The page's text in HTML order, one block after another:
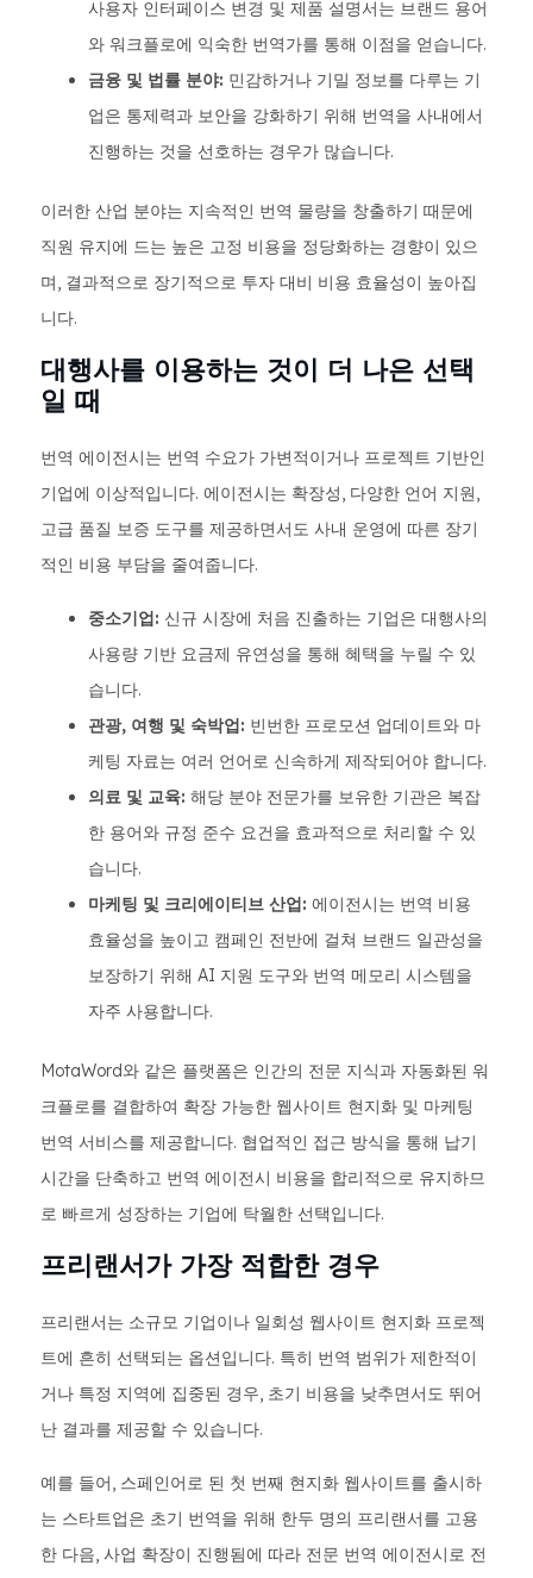
사용자 인터페이스 변경 및 제품 설명서는 브랜드 용어
와 워크플로에 익숙한 번역가를 통해 이점을 얻습니다.
금융 및 법률 분야: 민감하거나 기밀 정보를 다루는 기
업은 통제력과 보안을 강화하기 위해 번역을 사내에서
진행하는 것을 선호하는 경우가 많습니다.
이러한 산업 분야는 지속적인 번역 물량을 창출하기 때문에
직원 유지에 드는 높은 고정 비용을 정당화하는 경향이 있으
며, 결과적으로 장기적으로 투자 대비 비용 효율성이 높아집
니다.
대행사를 이용하는 것이 더 나은 선택
일 때
번역 에이전시는 번역 수요가 가변적이거나 프로젝트 기반인
기업에 이상적입니다. 에이전시는 확장성, 다양한 언어 지원,
고급 품질 보증 도구를 제공하면서도 사내 운영에 따른 장기
적인 비용 부담을 줄여줍니다.
중소기업: 신규 시장에 처음 진출하는 기업은 대행사의
사용량 기반 요금제 유연성을 통해 혜택을 누릴 수 있
습니다.
관광, 여행 및 숙박업: 빈번한 프로모션 업데이트와 마
케팅 자료는 여러 언어로 신속하게 제작되어야 합니다.
의료 및 교육: 해당 분야 전문가를 보유한 기관은 복잡
한 용어와 규정 준수 요건을 효과적으로 처리할 수 있
습니다.
마케팅 및 크리에이티브 산업: 에이전시는 번역 비용
효율성을 높이고 캠페인 전반에 걸쳐 브랜드 일관성을
보장하기 위해 AI 지원 도구와 번역 메모리 시스템을
자주 사용합니다.
MotaWord와 같은 플랫폼은 인간의 전문 지식과 자동화된 워
크플로를 결합하여 확장 가능한 웹사이트 현지화 및 마케팅
번역 서비스를 제공합니다. 협업적인 접근 방식을 통해 납기
시간을 단축하고 번역 에이전시 비용을 합리적으로 유지하므
로 빠르게 성장하는 기업에 탁월한 선택입니다.
프리랜서가 가장 적합한 경우
프리랜서는 소규모 기업이나 일회성 웹사이트 현지화 프로젝
트에 흔히 선택되는 옵션입니다. 특히 번역 범위가 제한적이
거나 특정 지역에 집중된 경우, 초기 비용을 낮추면서도 뛰어
난 결과를 제공할 수 있습니다.
예를 들어, 스페인어로 된 첫 번째 현지화 웹사이트를 출시하
는 스타트업은 초기 번역을 위해 한두 명의 프리랜서를 고용
한 다음, 사업 확장이 진행됨에 따라 전문 번역 에이전시로 전